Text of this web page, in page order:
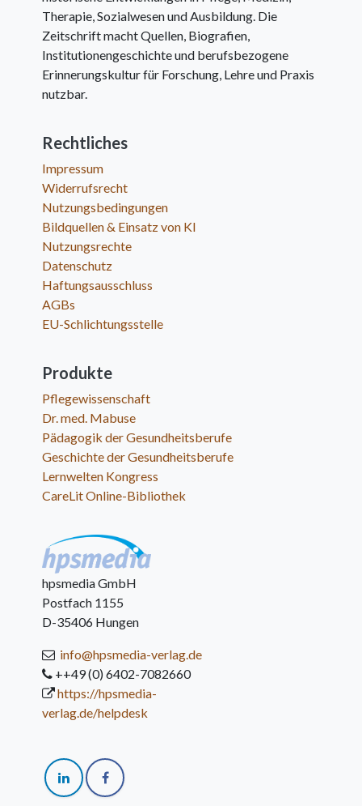
Therapie, Sozialwesen und Ausbildung. Die
Zeitschrift macht Quellen, Biografien,
Institutionengeschichte und berufsbezogene
Erinnerungskultur für Forschung, Lehre und Praxis
nutzbar.
Rechtliches
Impressum
Widerrufsrecht
Nutzungsbedingungen
Bildquellen & Einsatz von KI
Nutzungsrechte
Datenschutz
Haftungsausschluss
AGBs
EU-Schlichtungsstelle
Produkte
Pflegewissenschaft
Dr. med. Mabuse
Pädagogik der Gesundheitsberufe
Geschichte der Gesundheitsberufe
Lernwelten Kongress
CareLit Online-Bibliothek
hpsmedia GmbH
Postfach 1155
D-35406 Hungen
info@hpsmedia-verlag.de
++49 (0) 6402-7082660
https://hpsmedia-
verlag.de/helpdesk